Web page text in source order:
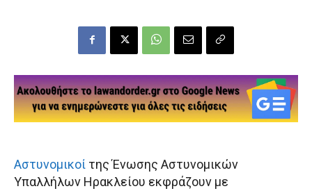
Αστυνομικοί της Ένωσης Αστυνομικών
Υπαλλήλων Ηρακλείου εκφράζουν με